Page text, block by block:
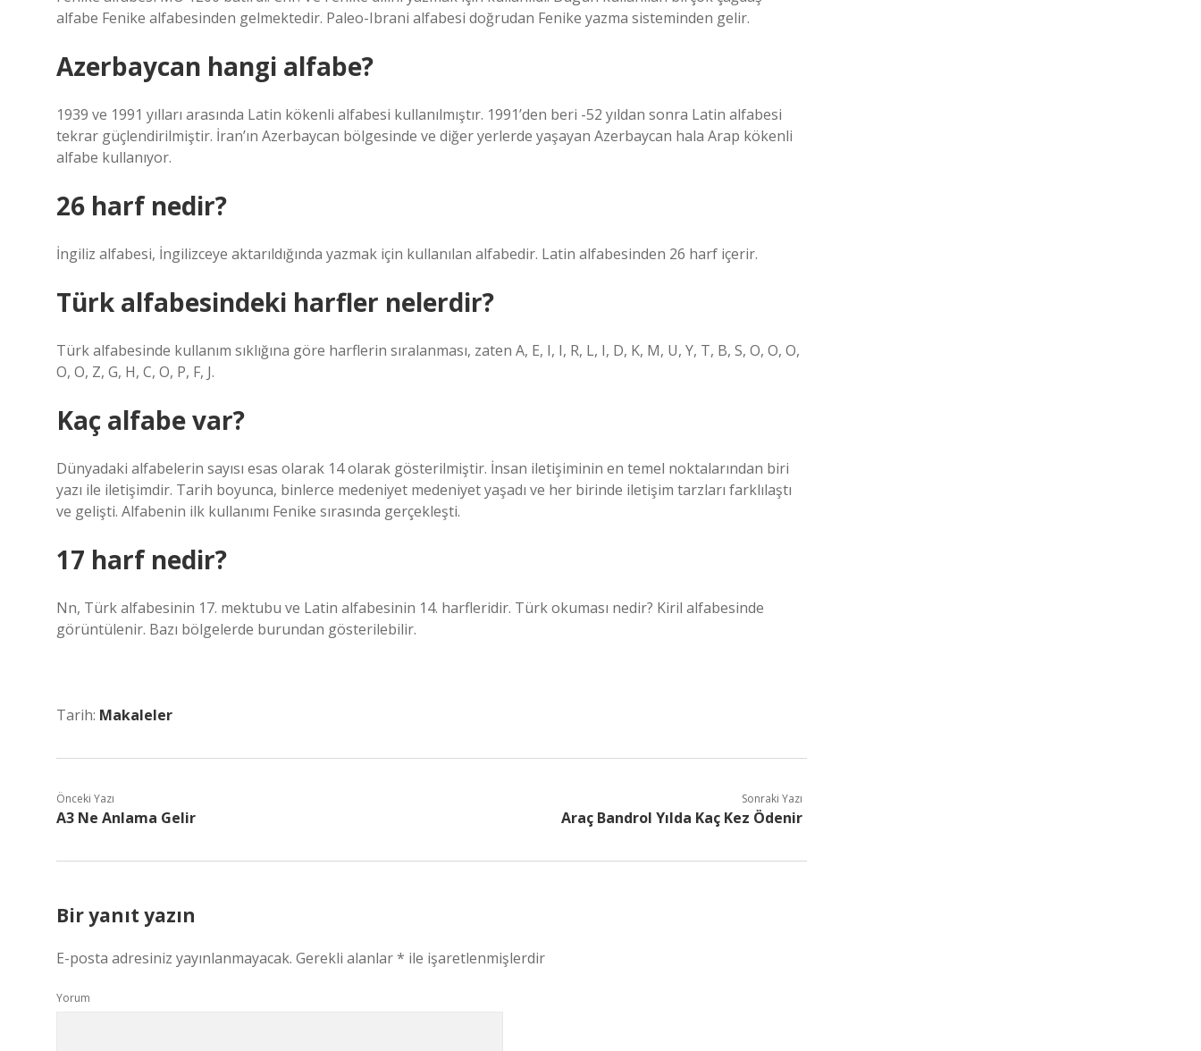
alfabe Fenike alfabesinden gelmektedir. Paleo-Ibrani alfabesi doğrudan Fenike yazma sisteminden gelir.
Azerbaycan hangi alfabe?
1939 ve 1991 yılları arasında Latin kökenli alfabesi kullanılmıştır. 1991’den beri -52 yıldan sonra Latin alfabesi
tekrar güçlendirilmiştir. İran’ın Azerbaycan bölgesinde ve diğer yerlerde yaşayan Azerbaycan hala Arap kökenli
alfabe kullanıyor.
26 harf nedir?
İngiliz alfabesi, İngilizceye aktarıldığında yazmak için kullanılan alfabedir. Latin alfabesinden 26 harf içerir.
Türk alfabesindeki harfler nelerdir?
Türk alfabesinde kullanım sıklığına göre harflerin sıralanması, zaten A, E, I, I, R, L, I, D, K, M, U, Y, T, B, S, O, O, O,
O, O, Z, G, H, C, O, P, F, J.
Kaç alfabe var?
Dünyadaki alfabelerin sayısı esas olarak 14 olarak gösterilmiştir. İnsan iletişiminin en temel noktalarından biri
yazı ile iletişimdir. Tarih boyunca, binlerce medeniyet medeniyet yaşadı ve her birinde iletişim tarzları farklılaştı
ve gelişti. Alfabenin ilk kullanımı Fenike sırasında gerçekleşti.
17 harf nedir?
Nn, Türk alfabesinin 17. mektubu ve Latin alfabesinin 14. harfleridir. Türk okuması nedir? Kiril alfabesinde
görüntülenir. Bazı bölgelerde burundan gösterilebilir.
Tarih: Makaleler
Önceki Yazı
A3 Ne Anlama Gelir
Sonraki Yazı
Araç Bandrol Yılda Kaç Kez Ödenir
Bir yanıt yazın
E-posta adresiniz yayınlanmayacak. Gerekli alanlar* ile işaretlenmişlerdir
Yorum